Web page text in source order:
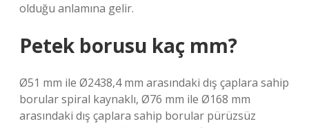
olduğu anlamına gelir.
Petek borusu kaç mm?
Ø51 mm ile Ø2438,4 mm arasındaki dış çaplara sahip
borular spiral kaynaklı, Ø76 mm ile Ø168 mm
arasındaki dış çaplara sahip borular pürüzsüz